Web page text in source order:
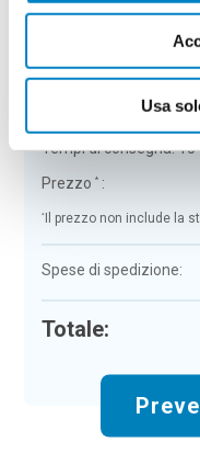
Usa
Cartolina
fantasia a
Tempi di consegna:10
Prezzo* :
* Il prezzo non include la
Spese di spedizione:
Totale: